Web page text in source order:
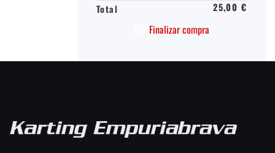
Total 25,00 €
Finalizar compra